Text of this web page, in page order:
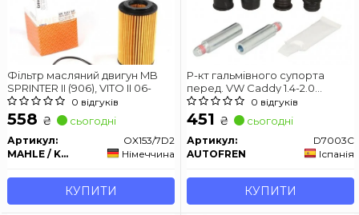
Фільтр масляний двигун MB
SPRINTER II (906), VITO II 06-
0 відгуків
558 ₴ сьогодні
Артикул:
OX153/7D2
MAHLE / KNECHT
Німеччина
КУПИТИ
Р-кт гальмівного супорта
перед. VW Caddy 1.4-2.0
04-/BMW 3/5/7/Alfa Romeo
145/155
0 відгуків
451 ₴ сьогодні
Артикул:
D7003C
AUTOFREN
Іспанія
КУПИТИ